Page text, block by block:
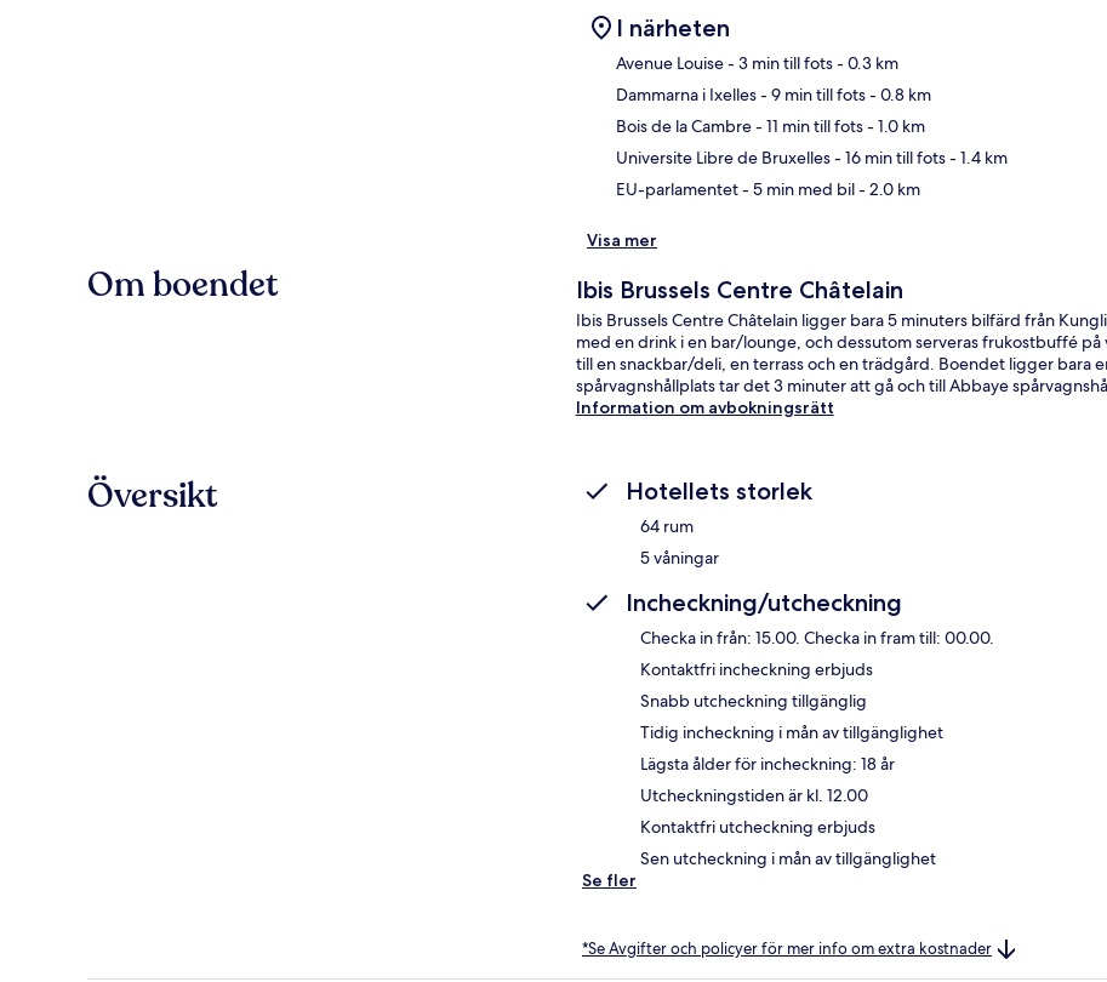
I närheten
Avenue Louise- 3 min till fots- 0.3 km
Dammarna i Ixelles- 9 min till fots- 0.8 km
Bois de la Cambre- 11 min till fots- 1.0 km
Universite Libre de Bruxelles- 16 min till fots- 1.4 km
EU-parlamentet- 5 min med bil- 2.0 km
Visa mer
Om boendet Ibis Brussels Centre Châtelain
Ibis Brussels Centre Châtelain ligger bara 5 minuters bilfärd från
med en drink i en bar/lounge, och dessutom serveras frukostbuffé
till en snackbar/deli, en terrass och en trädgård. Boendet ligger bara
spårvagnshållplats tar det 3 minuter att gå och till Abbaye
Information om avbokningsrätt
Översikt Hotellets storlek
64 rum
5 våningar
Incheckning/utcheckning
Checka in från: 15.00. Checka in fram till: 00.00.
Kontaktfri incheckning erbjuds
Snabb utcheckning tillgänglig
Tidig incheckning i mån av tillgänglighet
Lägsta ålder för incheckning: 18 år
Utcheckningstiden är kl. 12.00
Kontaktfri utcheckning erbjuds
Sen utcheckning i mån av tillgänglighet
Se fler
*Se Avgifter och policyer för mer info om extra kostnader